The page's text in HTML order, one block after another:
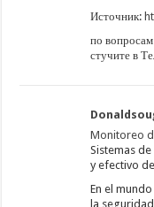
Источник:
по
стучите в
Monitoreo
Sistemas
y efectivo
En el
la